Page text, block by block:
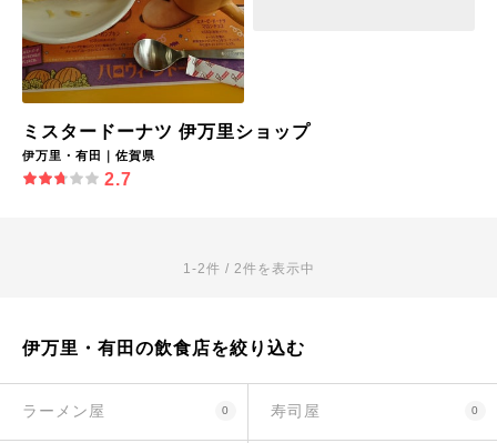
ミスタードーナツ 伊万里ショップ
伊万里・有田｜佐賀県
2.7
1-2件 / 2件を表示中
伊万里・有田の飲食店を絞り込む
ラーメン屋 0 寿司屋 0